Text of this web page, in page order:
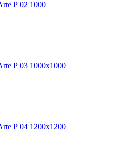
Р 02 1000
Р 03 1000х1000
Р 04 1200х1200